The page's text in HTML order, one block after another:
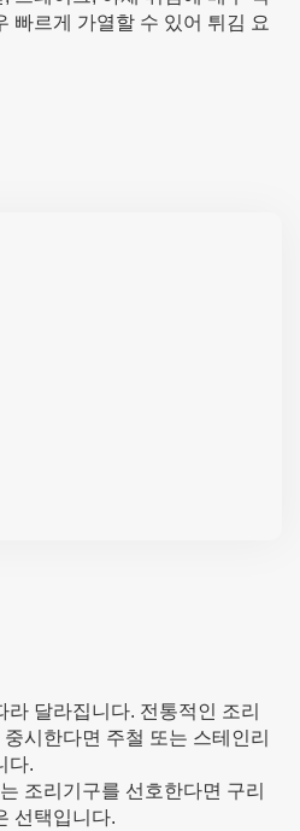
빠르게 가열할 수 있어 튀김 요
달라집니다. 전통적인 조리
시한다면 주철 또는 스테인리
다.
조리기구를 선호한다면 구리
선택입니다.